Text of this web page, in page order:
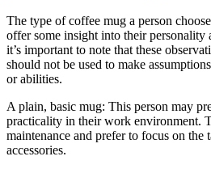
The type of coffee mug a person
offer some insight into their
it’s important to note that these
should not be used to make
or abilities.
A plain, basic mug: This person may
practicality in their work environment.
maintenance and prefer to focus on the
accessories.